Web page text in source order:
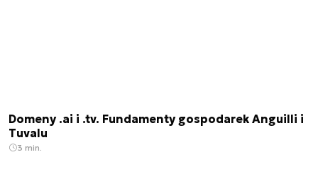
Domeny .ai i .tv. Fundamenty gospodarek Anguilli i
Tuvalu
3 min.